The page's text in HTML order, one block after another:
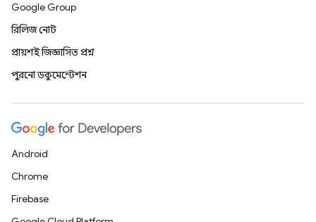
Google Group
রিলিজ নোট
প্রায়শই জিজ্ঞাসিত প্রশ্ন
পুরনো ডকুমেন্টেশন
Android
Chrome
Firebase